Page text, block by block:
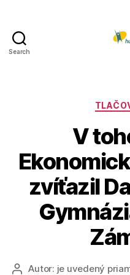
Search
V
zvíťazil
AutorAutor: je uvedený